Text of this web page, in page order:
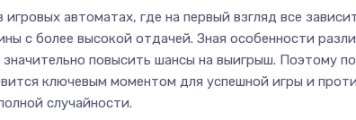
автоматах, где на первый взгляд все
с более высокой отдачей. Зная особенности
повысить шансы на выигрыш. Поэтому
ключевым моментом для успешной игры и
случайности.